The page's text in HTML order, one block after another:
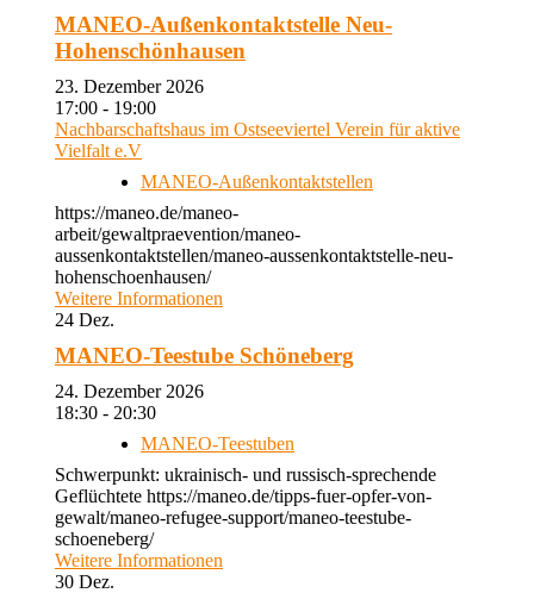
MANEO-Außenkontaktstelle Neu-
Hohenschönhausen
23. Dezember 2026
17:00 - 19:00
Nachbarschaftshaus im Ostseeviertel Verein für aktive
Vielfalt e.V
MANEO-Außenkontaktstellen
https://maneo.de/maneo-
arbeit/gewaltpraevention/maneo-
aussenkontaktstellen/maneo-aussenkontaktstelle-neu-
hohenschoenhausen/
Weitere Informationen
24 Dez.
MANEO-Teestube Schöneberg
24. Dezember 2026
18:30 - 20:30
MANEO-Teestuben
Schwerpunkt: ukrainisch- und russisch-sprechende
Geflüchtete https://maneo.de/tipps-fuer-opfer-von-
gewalt/maneo-refugee-support/maneo-teestube-
schoeneberg/
Weitere Informationen
30 Dez.